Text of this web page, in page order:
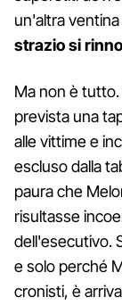
un'altra
strazio si
Ma non è tutto.
prevista una
alle vittime e
escluso dalla
paura che
risultasse
dell'esecutivo.
e solo perché
cronisti, è